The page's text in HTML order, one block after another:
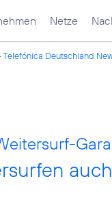
Netze
Telefónica Deutschland